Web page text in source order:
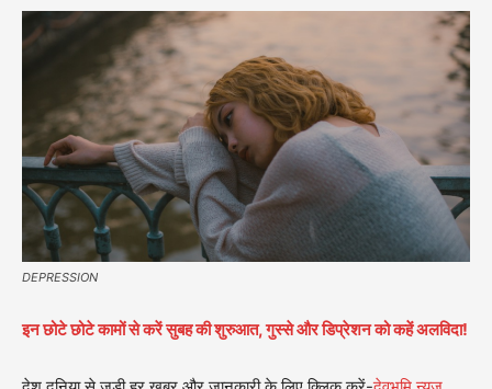
DEPRESSION
इन छोटे छोटे कामों से करें सुबह की शुरुआत, गुस्से और डिप्रेशन को कहें अलविदा!